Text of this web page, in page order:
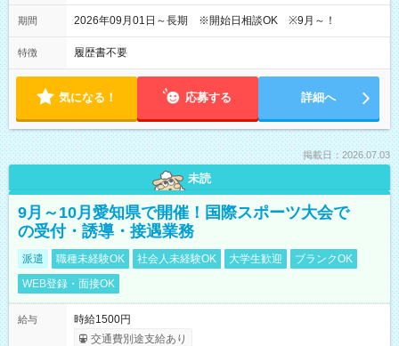
期間 2026年09月01日～長期 ※開始日相談OK ※9月～！
特徴 履歴書不要
気になる！ 応募する 詳細へ
掲載日：2026.07.03
未読
9月～10月愛知県で開催！国際スポーツ大会で
の受付・誘導・接遇業務
派遣 職種未経験OK 社会人未経験OK 大学生歓迎
ブランクOK
WEB登録・面接OK
給与
時給1500円
交通費別途支給あり